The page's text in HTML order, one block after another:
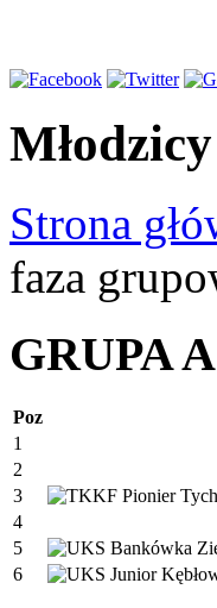
Młodzicy
Strona
faza
GRUPA A
Poz
1
2
3
4
5
6